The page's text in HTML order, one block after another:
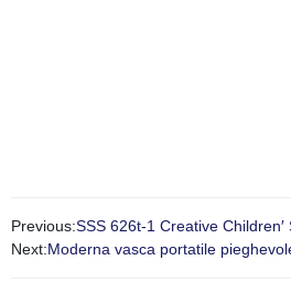
Previous:SSS 626t-1 Creative
Next:Moderna vasca portatile